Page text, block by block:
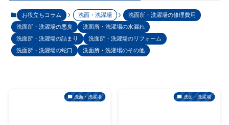
お役立ちコラム 洗面・洗濯場
洗面所・洗濯場の修理費用
洗面所・洗濯場の悪臭
洗面所・洗濯場の水漏れ
洗面所・洗濯場の詰まり
洗面所・洗濯場のリフォーム
洗面所・洗濯場の蛇口
洗面所・洗濯場のその他
洗面・洗濯場 洗面・洗濯場